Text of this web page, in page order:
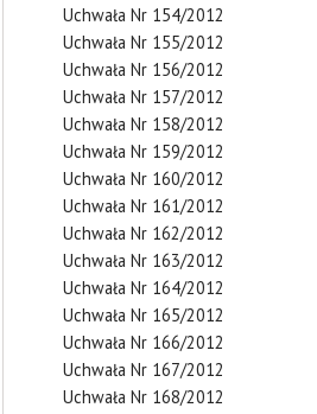
Uchwała Nr 154/2012
Uchwała Nr 155/2012
Uchwała Nr 156/2012
Uchwała Nr 157/2012
Uchwała Nr 158/2012
Uchwała Nr 159/2012
Uchwała Nr 160/2012
Uchwała Nr 161/2012
Uchwała Nr 162/2012
Uchwała Nr 163/2012
Uchwała Nr 164/2012
Uchwała Nr 165/2012
Uchwała Nr 166/2012
Uchwała Nr 167/2012
Uchwała Nr 168/2012